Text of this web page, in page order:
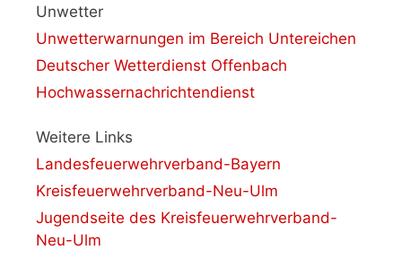
Unwetter
Unwetterwarnungen im Bereich Untereichen
Deutscher Wetterdienst Offenbach
Hochwassernachrichtendienst
Weitere Links
Landesfeuerwehrverband-Bayern
Kreisfeuerwehrverband-Neu-Ulm
Jugendseite des Kreisfeuerwehrverband-
Neu-Ulm